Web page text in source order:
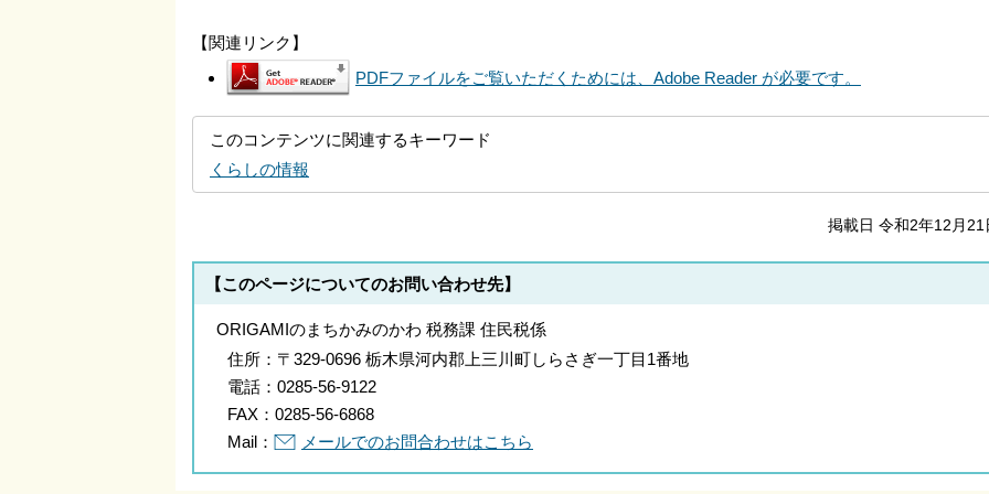
【関連リンク】
PDFファイルをご覧いただくためには、Adobe Reader が必要です。
このコンテンツに関連するキーワード
くらしの情報
掲載日 令和2年12月21
【このページについてのお問い合わせ先】
ORIGAMIのまちかみのかわ 税務課 住民税係
住所： 〒329-0696 栃木県河内郡上三川町しらさぎ一丁目1番地
電話： 0285-56-9122
FAX： 0285-56-6868
Mail：
メールでのお問合わせはこちら